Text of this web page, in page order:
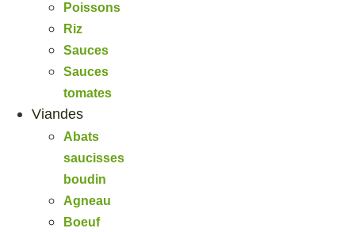
Poissons
Riz
Sauces
Sauces
tomates
Viandes
Abats
saucisses
boudin
Agneau
Boeuf